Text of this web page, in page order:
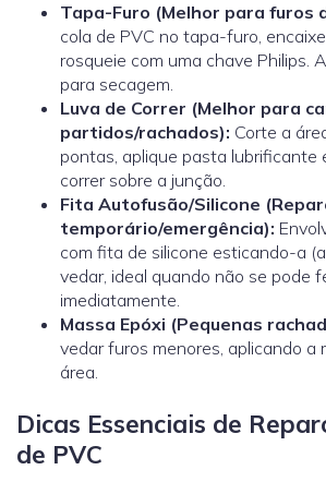
Tapa-Furo (Melhor para furos
cola de PVC no tapa-furo,
rosqueie com uma chave Philips.
para secagem.
Luva de Correr (Melhor para
partidos/rachados): Corte a
pontas, aplique pasta lubrificante
correr sobre a junção.
Fita Autofusão/Silicone
temporário/emergência):
com fita de silicone esticando-a
vedar, ideal quando não se pode
imediatamente.
Massa Epóxi (Pequenas
vedar furos menores, aplicando a
área.
Dicas Essenciais de
de PVC